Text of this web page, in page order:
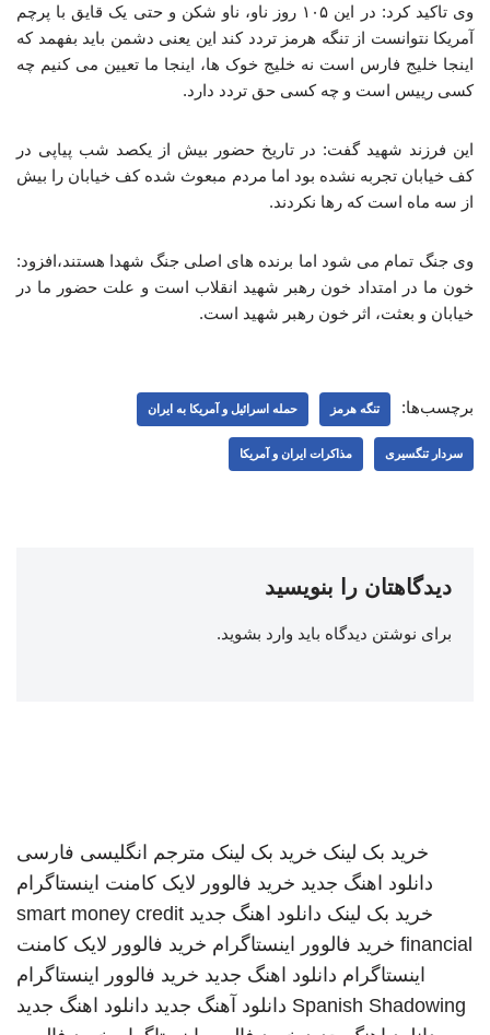
وی تاکید کرد: در این ۱۰۵ روز ناو، ناو شکن و حتی یک قایق با پرچم
آمریکا نتوانست از تنگه هرمز تردد کند این یعنی دشمن باید بفهمد که
اینجا خلیج فارس است نه خلیج خوک ها، اینجا ما تعیین می کنیم چه
کسی رییس است و چه کسی حق تردد دارد.
این فرزند شهید گفت: در تاریخ حضور بیش از یکصد شب پیاپی در
کف خیابان تجربه نشده بود اما مردم مبعوث شده کف خیابان را بیش
از سه ماه است که رها نکردند.
وی جنگ تمام می شود اما برنده های اصلی جنگ شهدا هستند،افزود:
خون ما در امتداد خون رهبر شهید انقلاب است و علت حضور ما در
خیابان و بعثت، اثر خون رهبر شهید است.
برچسب‌ها: تنگه هرمز حمله اسرائیل و آمریکا به ایران
سردار تنگسیری مذاکرات ایران و آمریکا
دیدگاهتان را بنویسید
برای نوشتن دیدگاه باید وارد بشوید.
خرید بک لینک خرید بک لینک مترجم انگلیسی فارسی
دانلود اهنگ جدید خرید فالوور لایک کامنت اینستاگرام
خرید بک لینک دانلود اهنگ جدید smart money credit
financial خرید فالوور اینستاگرام خرید فالوور لایک کامنت
اینستاگرام دانلود اهنگ جدید خرید فالوور اینستاگرام
Spanish Shadowing دانلود آهنگ جدید دانلود اهنگ جدید